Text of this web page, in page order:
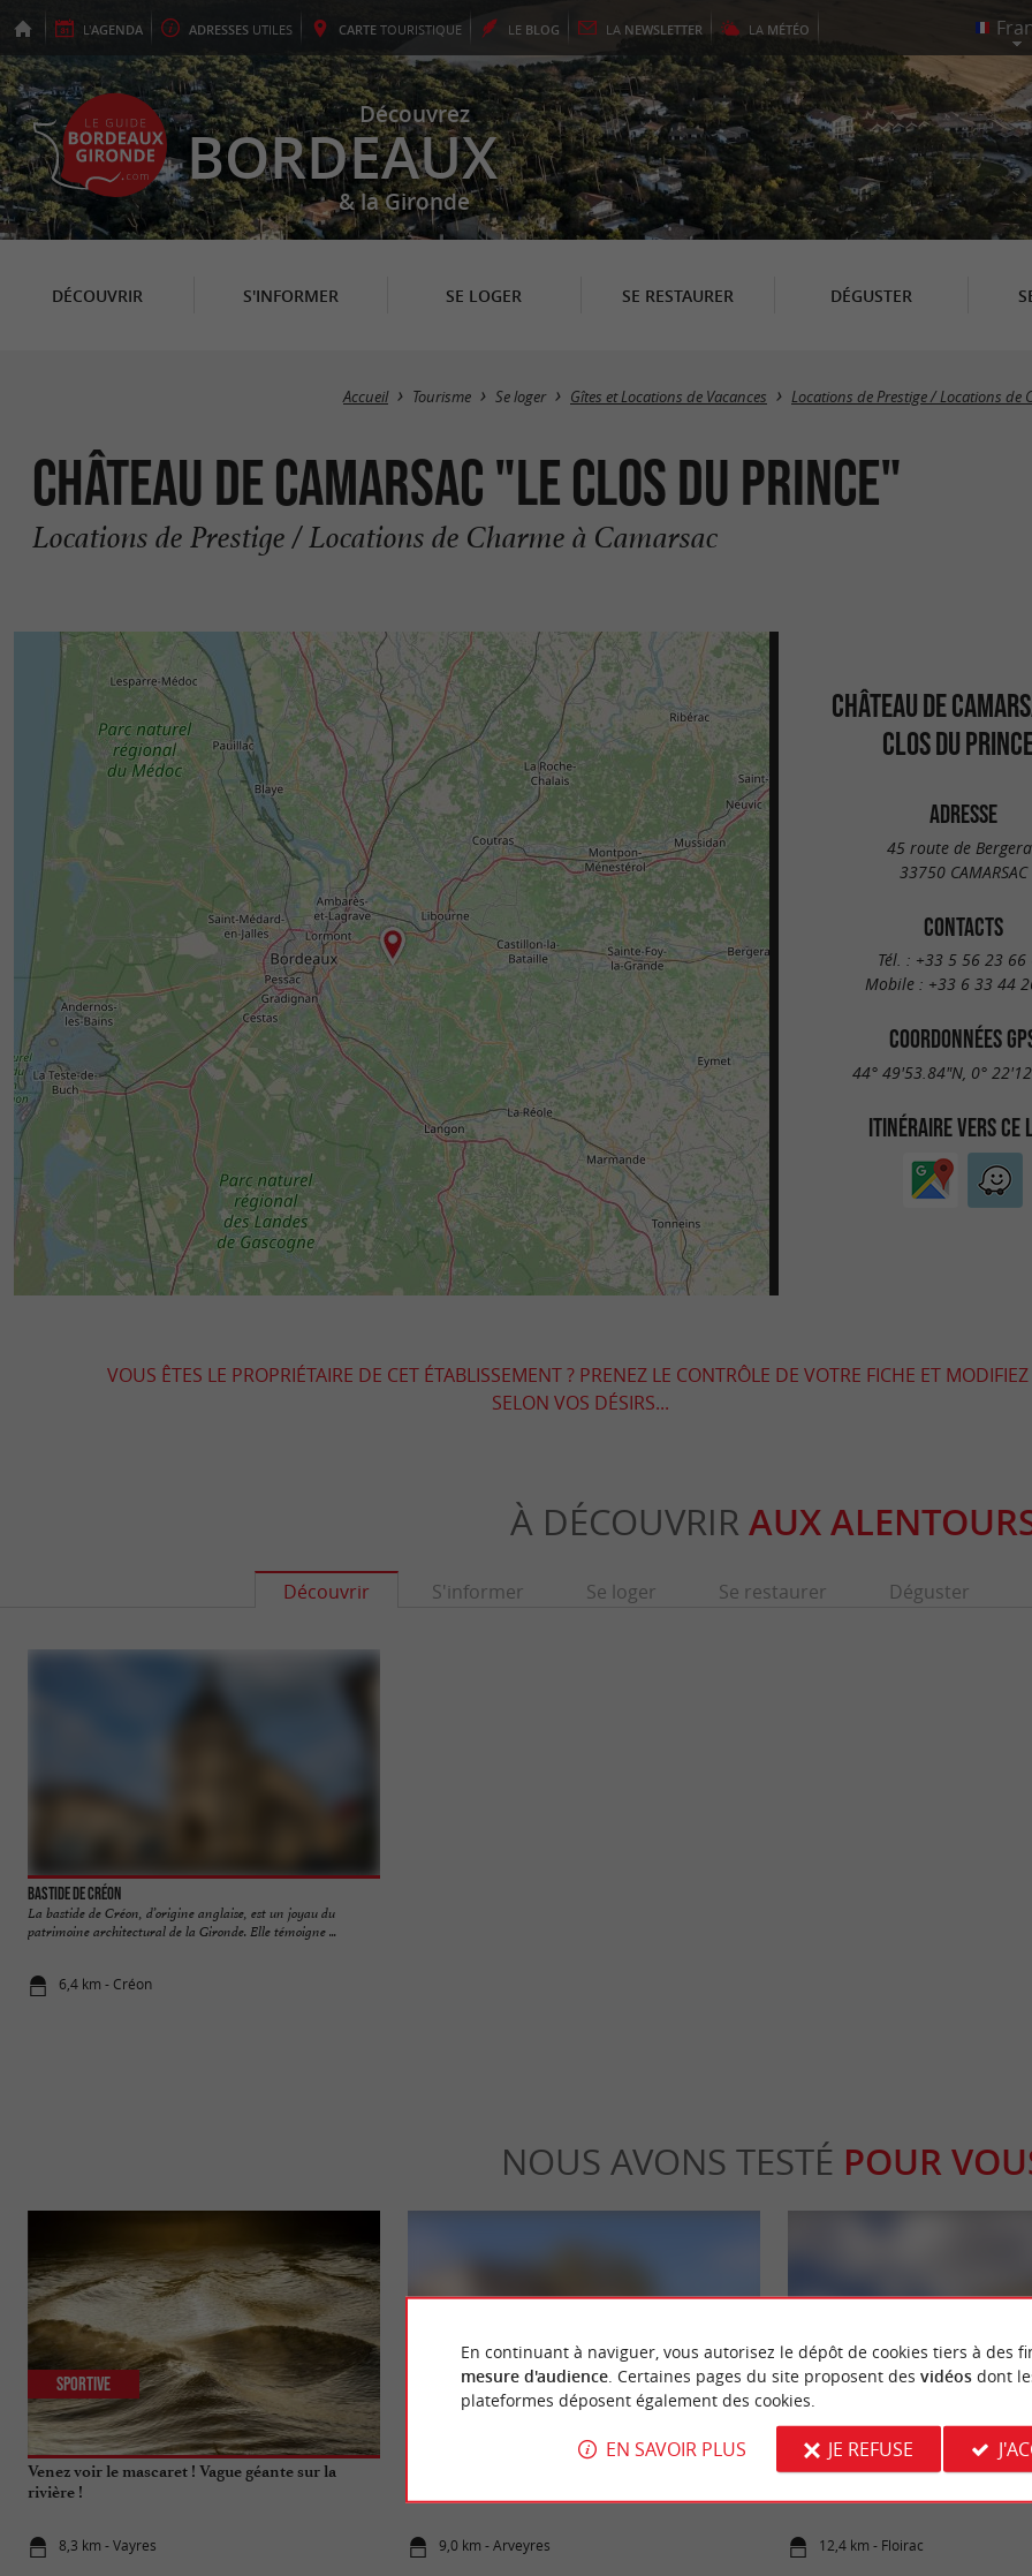
L'AGENDA ADRESSES UTILES CARTE TOURISTIQUE LE BLOG LA NEWSLETTER LA MÉTÉO
Découvrez
BORDEAUX
& la Gironde
DÉCOUVRIR S'INFORMER SE LOGER SE RESTAURER DÉGUSTER
Accueil Tourisme Se loger Gîtes et Locations de Vacances Locations de Prestige / Locations de
Château de Camarsac "Le Clos du Prince"
Locations de Prestige / Locations de Charme à Camarsac
CHÂTEAU DE
CLOS DU
ADRESSE
45 route de
33750 CAMARSAC
CONTACTS
Tél. : +33 5 56 23 66
Mobile : +33 6 33 44
COORDONNÉES
44° 49'53.84"N, 0°
ITINÉRAIRE VERS CE
VOUS ÊTES LE PROPRIÉTAIRE DE CET ÉTABLISSEMENT ? PRENEZ LE CONTRÔLE DE VOTRE FICHE ET
SELON VOS DÉSIRS...
À DÉCOUVRIR AUX
Découvrir S'informer Se loger Se restaurer Déguster
Bastide de Créon
La bastide de Créon, d’origine anglaise, est un joyau du
patrimoine architectural de la Gironde. Elle témoigne ...
6,4 km - Créon
NOUS AVONS TESTÉ POUR
Venez voir le mascaret ! Vague géante sur la
rivière !
8,3 km - Vayres
Sportive
9,0 km - Arveyres
Séjours / Weekend
Château la Chèze, un hôtel-
12,4 km - Floirac
Séjours / Weekend
En continuant à naviguer, vous autorisez le dépôt de cookies tiers à des
mesure d'audience. Certaines pages du site proposent des vidéosdont
plateformes déposent également des cookies.
EN SAVOIR PLUS JE REFUSE